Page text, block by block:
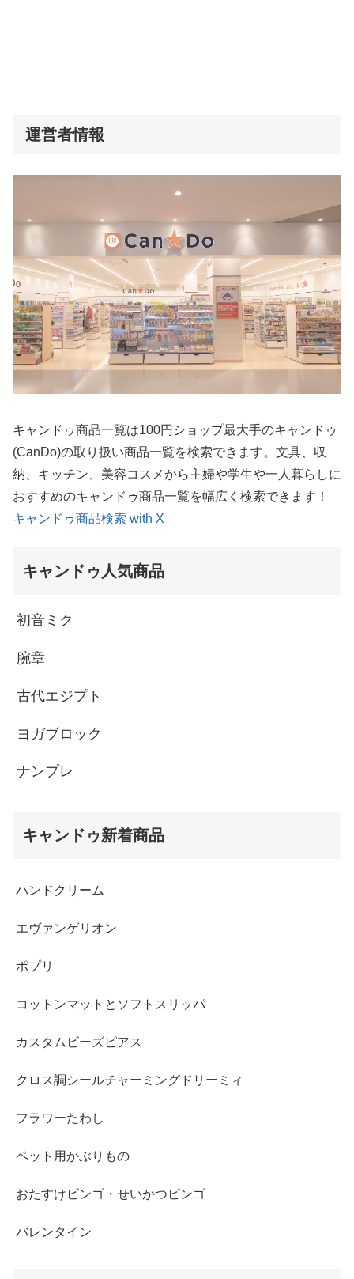
運営者情報
キャンドゥ商品一覧は100円ショップ最大手のキャンドゥ
(CanDo)の取り扱い商品一覧を検索できます。文具、収
納、キッチン、美容コスメから主婦や学生や一人暮らしに
おすすめのキャンドゥ商品一覧を幅広く検索できます！
キャンドゥ商品検索 with X
キャンドゥ人気商品
初音ミク
腕章
古代エジプト
ヨガブロック
ナンプレ
キャンドゥ新着商品
ハンドクリーム
エヴァンゲリオン
ポプリ
コットンマットとソフトスリッパ
カスタムビーズピアス
クロス調シールチャーミングドリーミィ
フラワーたわし
ペット用かぶりもの
おたすけビンゴ・せいかつビンゴ
バレンタイン